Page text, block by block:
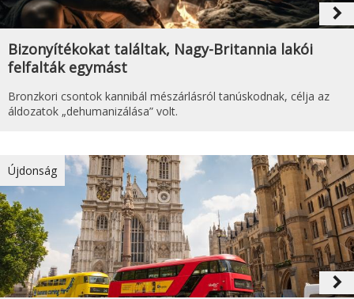
navigate_next
Bizonyítékokat találtak, Nagy-Britannia lakói
felfalták egymást
Bronzkori csontok kannibál mészárlásról tanúskodnak, célja az
áldozatok „dehumanizálása” volt.
Újdonság
navigate_next